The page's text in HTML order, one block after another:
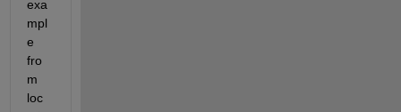
exa
mpl
e
fro
m
loc